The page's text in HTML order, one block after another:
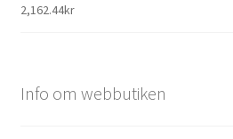
2,162.44kr
Info om webbutiken